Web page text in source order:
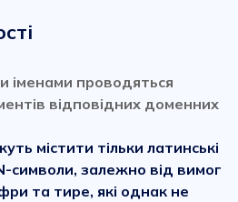
іменами проводяться
відповідних доменних
містити тільки латинські
символи, залежно від вимог
та тире, які однак не